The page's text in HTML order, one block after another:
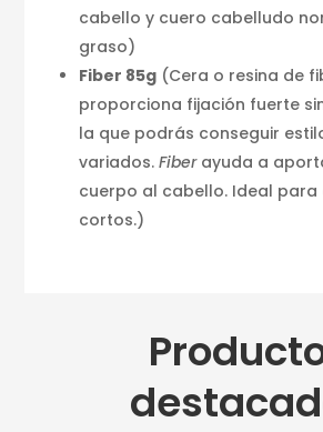
cabello y cuero cabelludo
graso)
Fiber 85g (Cera o resina de
proporciona fijación fuerte
la que podrás conseguir
variados.Fiberayuda a
cuerpo al cabello. Ideal para
cortos.)